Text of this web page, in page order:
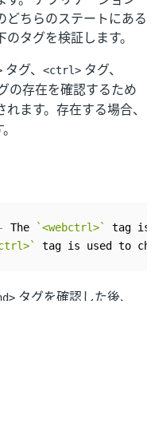
どちらのステートにある
タグを検証します。
タグ、 <ctrl> タグ、
の存在を確認するため
ます。存在する場合、
- The `<webctrl>`
tag is
` tag is used to
タグを確認した後、